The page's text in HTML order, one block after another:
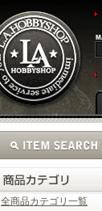
全商品カテゴリ一覧